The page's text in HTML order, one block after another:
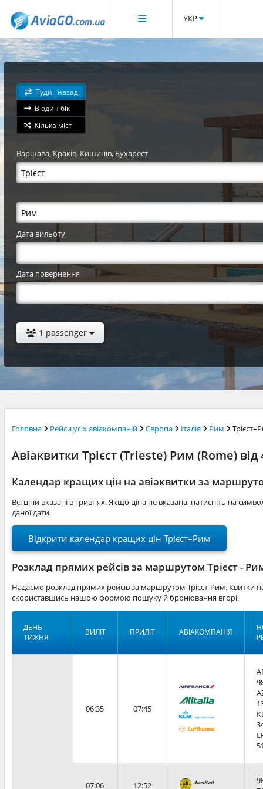
УКР
Туди і назад
В один бік
Кілька міст
Варшава,Краків,Кишинів,Бухарест
Дата вильоту
Дата повернення
1 passenger
Головна Рейси усіх авіакомпаній Європа Італія Рим
Авіаквитки Трієст (Trieste) Рим (Rome) від
Календар кращих цін на авіаквитки за
Всі ціни вказані в гривнях. Якщо ціна не вказана, натисніть на
даної дати.
Відкрити календар кращих цін Трієст–Рим
Розклад прямих рейсів за маршрутом Трієст -
Надаємо розклад прямих рейсів за маршрутом Трієст-Рим. Квитки
скориставшись нашою формою пошуку й бронювання вгорі.
ДЕНЬ
ТИЖНЯ
ВИЛІТ ПРИЛІТ АВІАКОМПАНІЯ
06:35 07:45
07:06 12:52